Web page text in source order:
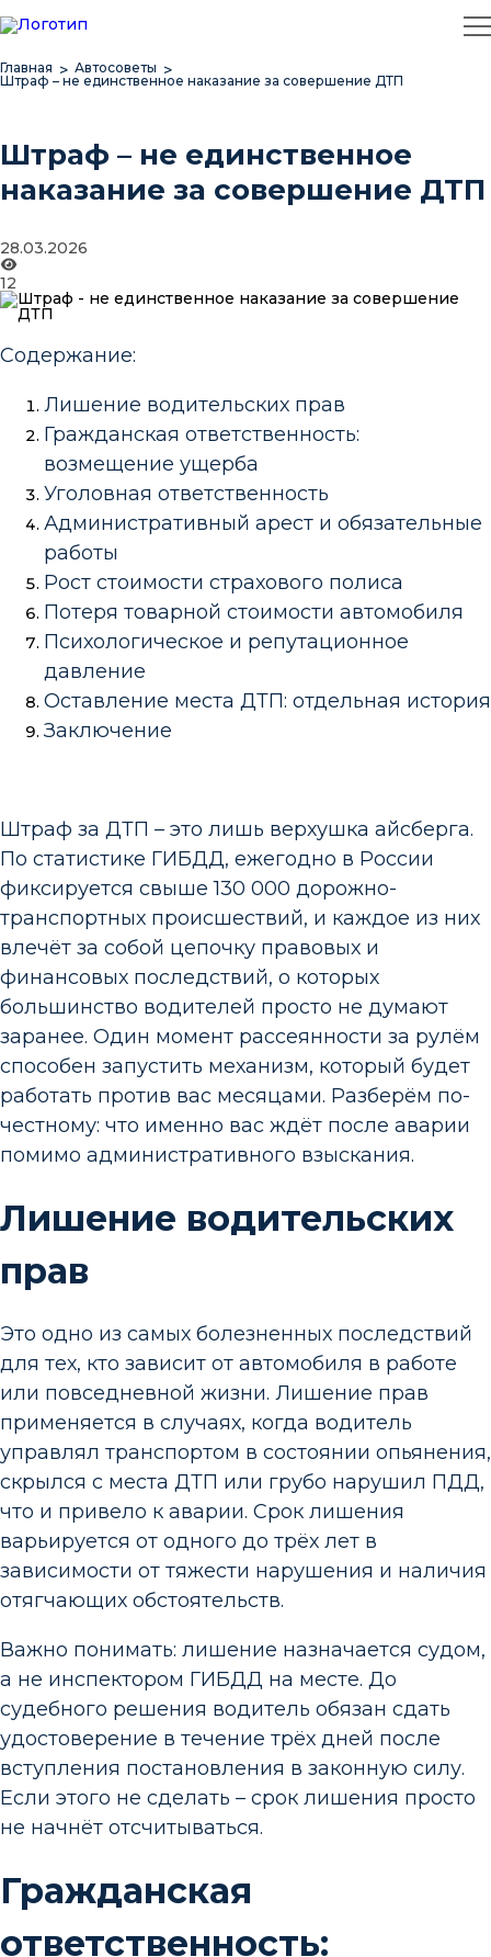
Главная
Автосоветы
Штраф – не единственное наказание за совершение ДТП
Штраф – не единственное
наказание за совершение ДТП
28.03.2026
12
Содержание:
Лишение водительских прав
Гражданская ответственность:
возмещение ущерба
Уголовная ответственность
Административный арест и обязательные
работы
Рост стоимости страхового полиса
Потеря товарной стоимости автомобиля
Психологическое и репутационное
давление
Оставление места ДТП: отдельная история
Заключение
Штраф за ДТП – это лишь верхушка айсберга.
По статистике ГИБДД, ежегодно в России
фиксируется свыше 130 000 дорожно-
транспортных происшествий, и каждое из них
влечёт за собой цепочку правовых и
финансовых последствий, о которых
большинство водителей просто не думают
заранее. Один момент рассеянности за рулём
способен запустить механизм, который будет
работать против вас месяцами. Разберём по-
честному: что именно вас ждёт после аварии
помимо административного взыскания.
Лишение водительских
прав
Это одно из самых болезненных последствий
для тех, кто зависит от автомобиля в работе
или повседневной жизни. Лишение прав
применяется в случаях, когда водитель
управлял транспортом в состоянии опьянения,
скрылся с места ДТП или грубо нарушил ПДД,
что и привело к аварии. Срок лишения
варьируется от одного до трёх лет в
зависимости от тяжести нарушения и наличия
отягчающих обстоятельств.
Важно понимать: лишение назначается судом,
а не инспектором ГИБДД на месте. До
судебного решения водитель обязан сдать
удостоверение в течение трёх дней после
вступления постановления в законную силу.
Если этого не сделать – срок лишения просто
не начнёт отсчитываться.
Гражданская
ответственность: